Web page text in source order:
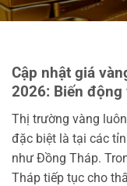
Cập nhật giá
2026: Biến động
Thị trường vàng
đặc biệt là tại các
như Đồng Tháp.
Tháp tiếp tục cho